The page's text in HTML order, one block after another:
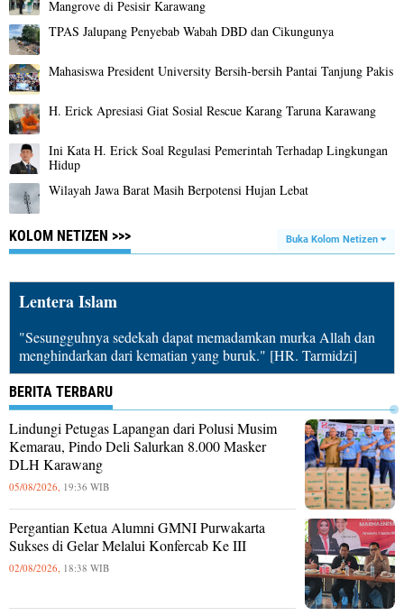
Mangrove di Pesisir Karawang
TPAS Jalupang Penyebab Wabah DBD dan Cikungunya
Mahasiswa President University Bersih-bersih Pantai Tanjung Pakis
H. Erick Apresiasi Giat Sosial Rescue Karang Taruna Karawang
Ini Kata H. Erick Soal Regulasi Pemerintah Terhadap Lingkungan
Hidup
Wilayah Jawa Barat Masih Berpotensi Hujan Lebat
KOLOM NETIZEN >>> Buka Kolom Netizen
Lentera Islam
"Sesungguhnya sedekah dapat memadamkan murka Allah dan
menghindarkan dari kematian yang buruk." [HR. Tarmidzi]
BERITA TERBARU
Lindungi Petugas Lapangan dari Polusi Musim
Kemarau, Pindo Deli Salurkan 8.000 Masker
DLH Karawang
05/08/2026, 19:36 WIB
Pergantian Ketua Alumni GMNI Purwakarta
Sukses di Gelar Melalui Konfercab Ke III
02/08/2026, 18:38 WIB